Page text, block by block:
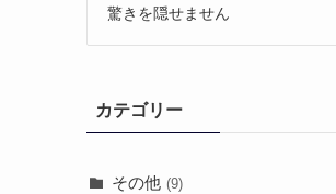
驚きを隠せません
カテゴリー
その他 (9)